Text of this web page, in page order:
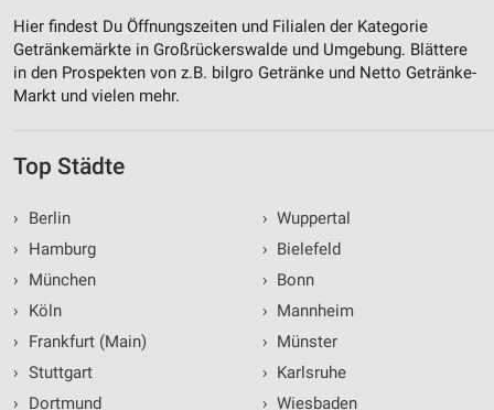
Hier findest Du Öffnungszeiten und Filialen der Kategorie
Getränkemärkte in Großrückerswalde und Umgebung. Blättere
in den Prospekten von z.B. bilgro Getränke und Netto Getränke-
Markt und vielen mehr.
Top Städte
›
Berlin
›
Hamburg
›
München
›
Köln
›
Frankfurt (Main)
› Stuttgart
›
Dortmund
› Wuppertal
› Bielefeld
› Bonn
› Mannheim
› Münster
› Karlsruhe
› Wiesbaden